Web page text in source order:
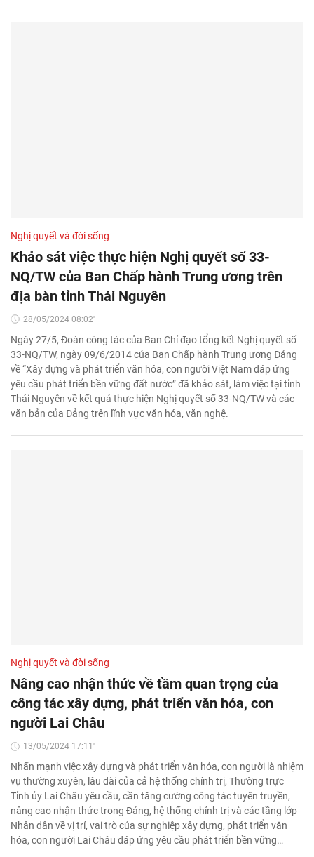
Nghị quyết và đời sống
Khảo sát việc thực hiện Nghị quyết số 33-
NQ/TW của Ban Chấp hành Trung ương trên
địa bàn tỉnh Thái Nguyên
28/05/2024 08:02'
Ngày 27/5, Đoàn công tác của Ban Chỉ đạo tổng kết Nghị quyết số
33-NQ/TW, ngày 09/6/2014 của Ban Chấp hành Trung ương Đảng
về “Xây dựng và phát triển văn hóa, con người Việt Nam đáp ứng
yêu cầu phát triển bền vững đất nước” đã khảo sát, làm việc tại tỉnh
Thái Nguyên về kết quả thực hiện Nghị quyết số 33-NQ/TW và các
văn bản của Đảng trên lĩnh vực văn hóa, văn nghệ.
Nghị quyết và đời sống
Nâng cao nhận thức về tầm quan trọng của
công tác xây dựng, phát triển văn hóa, con
người Lai Châu
13/05/2024 17:11'
Nhấn mạnh việc xây dựng và phát triển văn hóa, con người là nhiệm
vụ thường xuyên, lâu dài của cả hệ thống chính trị, Thường trực
Tỉnh ủy Lai Châu yêu cầu, cần tăng cường công tác tuyên truyền,
nâng cao nhận thức trong Đảng, hệ thống chính trị và các tầng lớp
Nhân dân về vị trí, vai trò của sự nghiệp xây dựng, phát triển văn
hóa, con người Lai Châu đáp ứng yêu cầu phát triển bền vững…